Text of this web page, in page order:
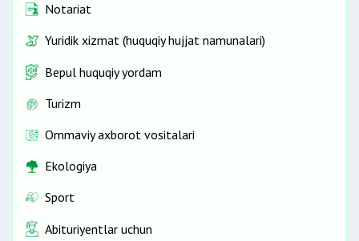
Notariat
Yuridik xizmat (huquqiy hujjat namunalari)
Bepul huquqiy yordam
Turizm
Ommaviy axborot vositalari
Ekologiya
Sport
Abituriyentlar uchun